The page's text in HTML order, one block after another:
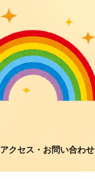
アクセス・お問い合わせ